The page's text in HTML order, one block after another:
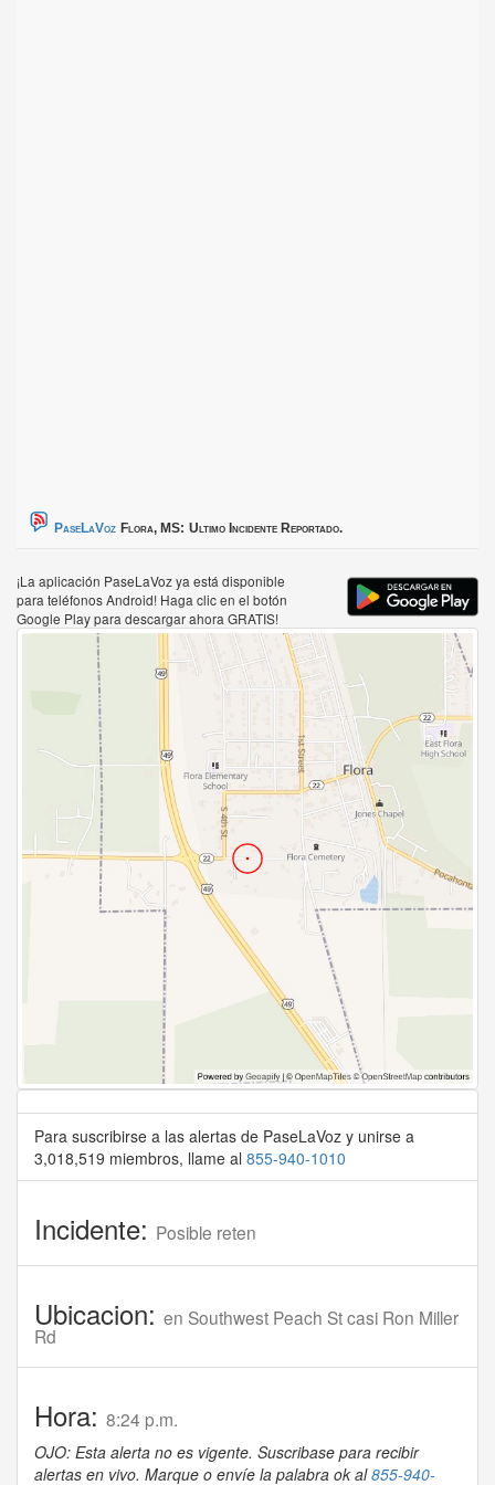
PaseLaVoz Flora, MS: Ultimo Incidente Reportado.
¡La aplicación PaseLaVoz ya está disponible
para teléfonos Android! Haga clic en el botón
Google Play para descargar ahora GRATIS!
Para suscribirse a las alertas de PaseLaVoz y unirse a
3,018,519 miembros, llame al 855-940-1010
Incidente: Posible reten
Ubicacion: en Southwest Peach St casi Ron Miller
Rd
Hora: 8:24 p.m.
OJO: Esta alerta no es vigente. Suscribase para recibir
alertas en vivo. Marque o envíe la palabra ok al855-940-